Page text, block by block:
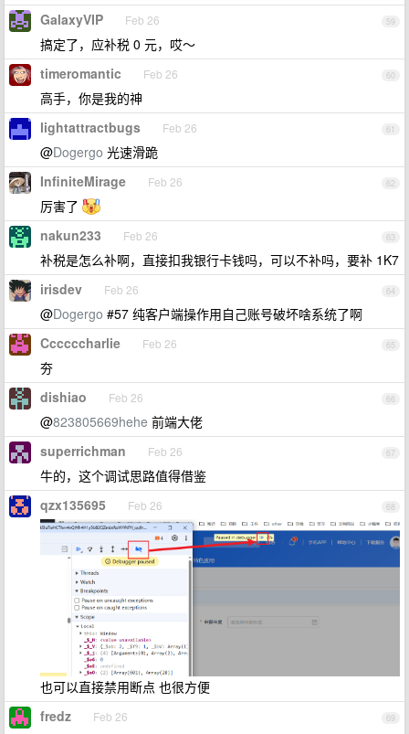
59
GalaxyVIP Feb 26
搞定了，应补税 0 元，哎～
60
timeromantic Feb 26
高手，你是我的神
61
lightattractbugs Feb 26
@Dogergo 光速滑跪
62
InfiniteMirage Feb 26
厉害了
63
nakun233 Feb 26
补税是怎么补啊，直接扣我银行卡钱吗，可以不补吗，要补 1K7
64
irisdev Feb 26
@Dogergo #57 纯客户端操作用自己账号破坏啥系统了啊
65
Ccccccharlie Feb 26
夯
66
dishiao Feb 26
@823805669hehe 前端大佬
67
superrichman Feb 26
牛的，这个调试思路值得借鉴
68
qzx135695 Feb 26
也可以直接禁用断点 也很方便
69
fredz Feb 26